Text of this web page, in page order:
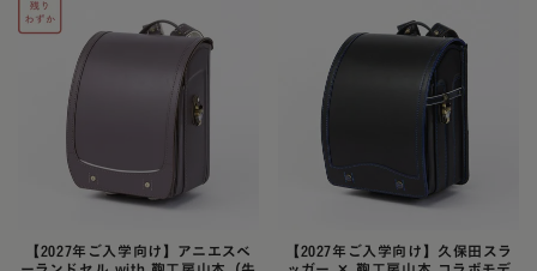
【2027年ご入学向け】アニエスベ
【2027年ご入学向け】久保田スラ